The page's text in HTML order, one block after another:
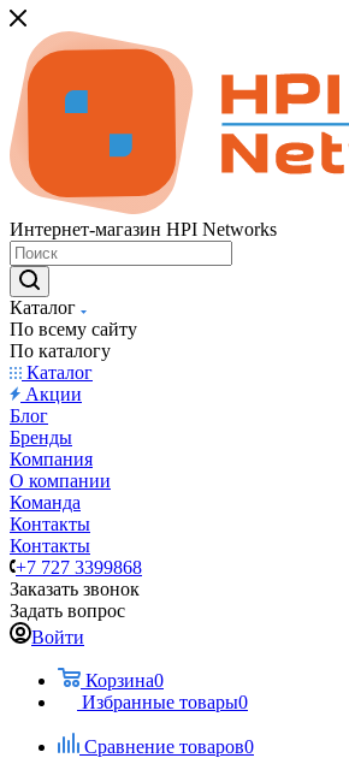
Интернет-магазин HPI Networks
Каталог
По всему сайту
По каталогу
Каталог
Акции
Блог
Бренды
Компания
О компании
Команда
Контакты
Контакты
+7 727 3399868
Заказать звонок
Задать вопрос
Войти
Корзина0
Избранные товары0
Сравнение товаров0